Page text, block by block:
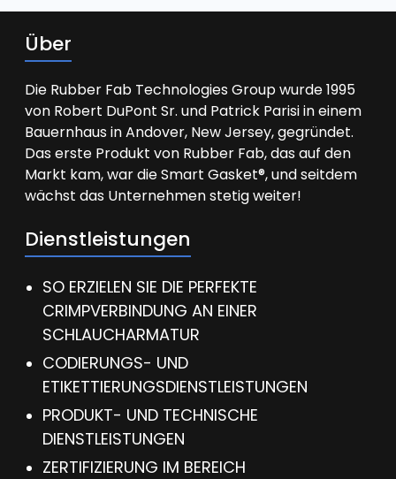
Über
Die Rubber Fab Technologies Group wurde 1995
von Robert DuPont Sr. und Patrick Parisi in einem
Bauernhaus in Andover, New Jersey, gegründet.
Das erste Produkt von Rubber Fab, das auf den
Markt kam, war die Smart Gasket®, und seitdem
wächst das Unternehmen stetig weiter!
Dienstleistungen
SO ERZIELEN SIE DIE PERFEKTE
CRIMPVERBINDUNG AN EINER
SCHLAUCHARMATUR
CODIERUNGS- UND
ETIKETTIERUNGSDIENSTLEISTUNGEN
PRODUKT- UND TECHNISCHE
DIENSTLEISTUNGEN
ZERTIFIZIERUNG IM BEREICH